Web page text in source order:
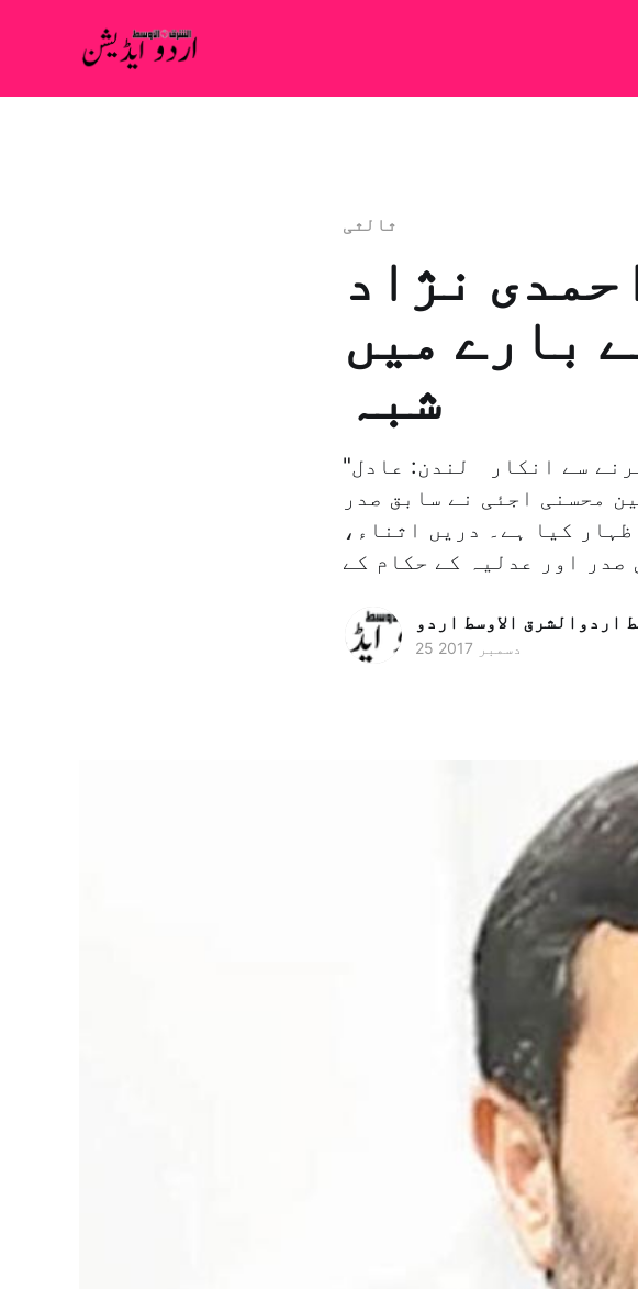
ثالثی
نژاد
بارے میں
شبہ
"قبل از وقت” برطانوی خاتون شہری کو رہا کرنے سے انکار لندن: عادل
محسنی اجئی نے سابق صدر
کیا ہے۔ دریں اثناء،
اردوالشرق الاوسط اردو
25 دسمبر 2017